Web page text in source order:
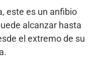
este es un anfibio
alcanzar hasta
el extremo de su